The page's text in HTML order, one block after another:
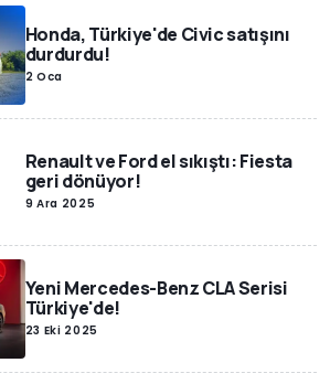
Honda, Türkiye'de Civic satışını
durdurdu!
2 Oca
Renault ve Ford el sıkıştı: Fiesta
geri dönüyor!
9 Ara 2025
Yeni Mercedes-Benz CLA Serisi
Türkiye'de!
23 Eki 2025